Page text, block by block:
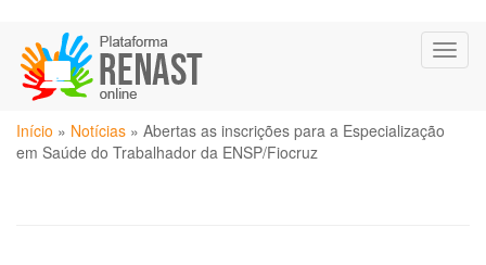
para
conteúdo
principal
Você
está
Início » Notícias » Abertas as inscrições para a Especialização
em Saúde do Trabalhador da ENSP/Fiocruz